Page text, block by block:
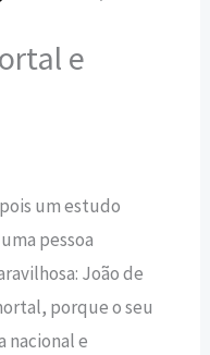
e
um estudo
pessoa
João de
porque o seu
nacional e